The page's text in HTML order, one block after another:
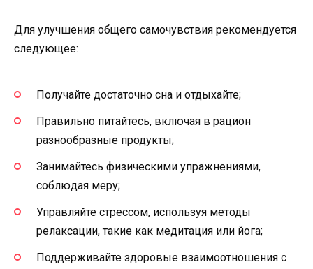
Для улучшения общего самочувствия рекомендуется
следующее:
Получайте достаточно сна и отдыхайте;
Правильно питайтесь, включая в рацион
разнообразные продукты;
Занимайтесь физическими упражнениями,
соблюдая меру;
Управляйте стрессом, используя методы
релаксации, такие как медитация или йога;
Поддерживайте здоровые взаимоотношения с